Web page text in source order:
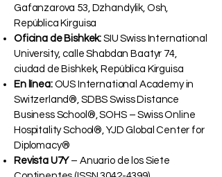
Gafanzarova 53, Dzhandylik, Osh,
República Kirguisa
Oficina de Bishkek: SIU Swiss International
University, calle Shabdan Baatyr 74,
ciudad de Bishkek, República Kirguisa
En línea:OUS International Academy in
Switzerland®, SDBS Swiss Distance
Business School®, SOHS – Swiss Online
Hospitality School®, YJD Global Center for
Diplomacy®
Revista U7Y– Anuario de los Siete